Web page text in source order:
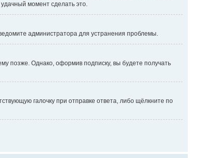
удачный момент сделать это.
администратора для устранения проблемы.
позже. Однако, оформив подписку, вы будете получать
галочку при отправке ответа, либо щёлкните по